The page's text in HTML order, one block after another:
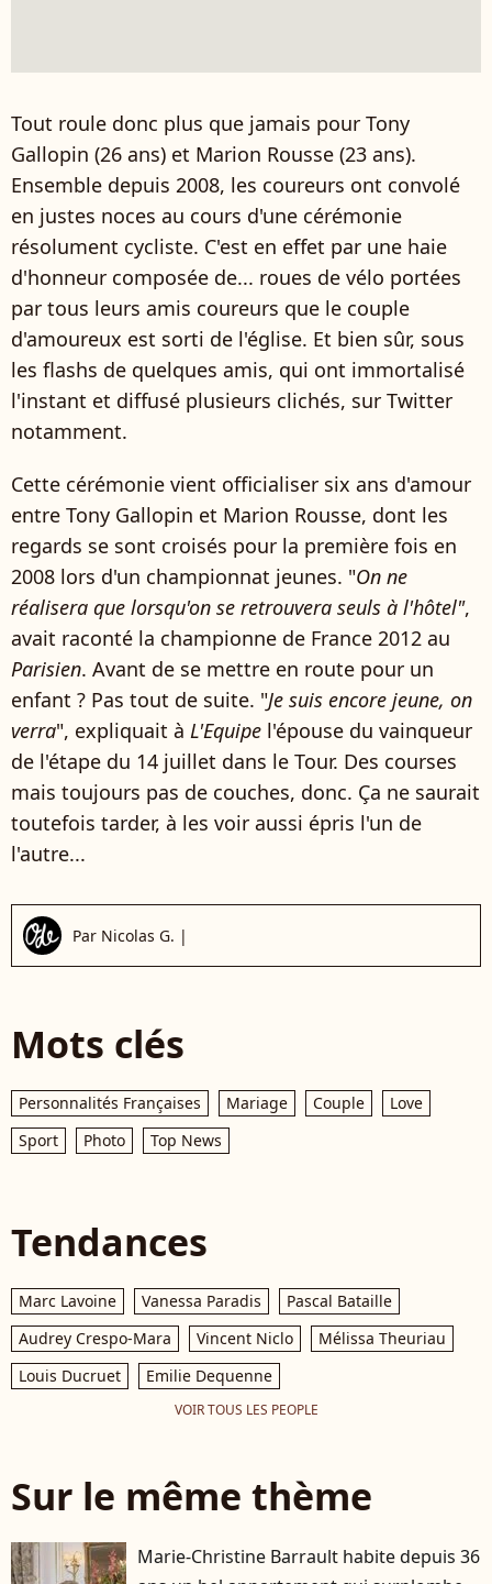
Tout roule donc plus que jamais pour Tony
Gallopin (26 ans) et Marion Rousse (23 ans).
Ensemble depuis 2008, les coureurs ont convolé
en justes noces au cours d'une cérémonie
résolument cycliste. C'est en effet par une haie
d'honneur composée de... roues de vélo portées
par tous leurs amis coureurs que le couple
d'amoureux est sorti de l'église. Et bien sûr, sous
les flashs de quelques amis, qui ont immortalisé
l'instant et diffusé plusieurs clichés, sur Twitter
notamment.
Cette cérémonie vient officialiser six ans d'amour
entre Tony Gallopin et Marion Rousse, dont les
regards se sont croisés pour la première fois en
2008 lors d'un championnat jeunes. "On ne
réalisera que lorsqu'on se retrouvera seuls à l'hôtel",
avait raconté la championne de France 2012 au
Parisien. Avant de se mettre en route pour un
enfant ? Pas tout de suite. "Je suis encore jeune, on
verra", expliquait à L'Equipe l'épouse du vainqueur
de l'étape du 14 juillet dans le Tour. Des courses
mais toujours pas de couches, donc. Ça ne saurait
toutefois tarder, à les voir aussi épris l'un de
l'autre...
Par Nicolas G. |
Mots clés
Personnalités Françaises Mariage Couple
Love
Sport
Photo Top News
Tendances
Marc Lavoine Vanessa Paradis
Pascal Bataille
Audrey Crespo-Mara
Vincent Niclo
Mélissa Theuriau
Louis Ducruet
Emilie Dequenne
VOIR TOUS LES PEOPLE
Sur le même thème
Marie-Christine Barrault habite depuis 36